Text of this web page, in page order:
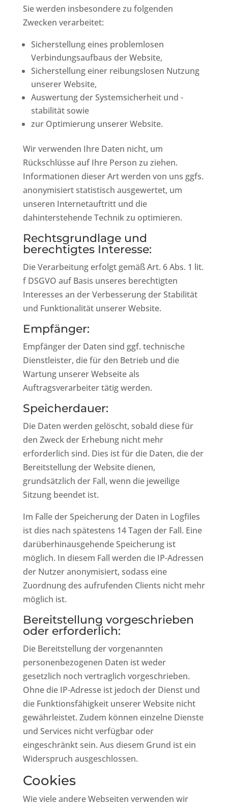
Sie werden insbesondere zu folgenden
Zwecken verarbeitet:
Sicherstellung eines problemlosen
Verbindungsaufbaus der Website,
Sicherstellung einer reibungslosen Nutzung
unserer Website,
Auswertung der Systemsicherheit und -
stabilität sowie
zur Optimierung unserer Website.
Wir verwenden Ihre Daten nicht, um
Rückschlüsse auf Ihre Person zu ziehen.
Informationen dieser Art werden von uns ggfs.
anonymisiert statistisch ausgewertet, um
unseren Internetauftritt und die
dahinterstehende Technik zu optimieren.
Rechtsgrundlage und
berechtigtes Interesse:
Die Verarbeitung erfolgt gemäß Art. 6 Abs. 1 lit.
f DSGVO auf Basis unseres berechtigten
Interesses an der Verbesserung der Stabilität
und Funktionalität unserer Website.
Empfänger:
Empfänger der Daten sind ggf. technische
Dienstleister, die für den Betrieb und die
Wartung unserer Webseite als
Auftragsverarbeiter tätig werden.
Speicherdauer:
Die Daten werden gelöscht, sobald diese für
den Zweck der Erhebung nicht mehr
erforderlich sind. Dies ist für die Daten, die der
Bereitstellung der Website dienen,
grundsätzlich der Fall, wenn die jeweilige
Sitzung beendet ist.
Im Falle der Speicherung der Daten in Logfiles
ist dies nach spätestens 14 Tagen der Fall. Eine
darüberhinausgehende Speicherung ist
möglich. In diesem Fall werden die IP-Adressen
der Nutzer anonymisiert, sodass eine
Zuordnung des aufrufenden Clients nicht mehr
möglich ist.
Bereitstellung vorgeschrieben
oder erforderlich:
Die Bereitstellung der vorgenannten
personenbezogenen Daten ist weder
gesetzlich noch vertraglich vorgeschrieben.
Ohne die IP-Adresse ist jedoch der Dienst und
die Funktionsfähigkeit unserer Website nicht
gewährleistet. Zudem können einzelne Dienste
und Services nicht verfügbar oder
eingeschränkt sein. Aus diesem Grund ist ein
Widerspruch ausgeschlossen.
Cookies
Wie viele andere Webseiten verwenden wir